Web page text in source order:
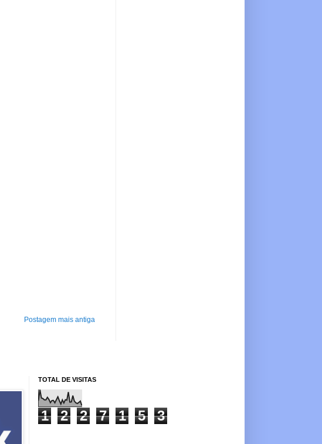
Postagem mais antiga
TOTAL DE VISITAS
1 2 2 7 1 5 3